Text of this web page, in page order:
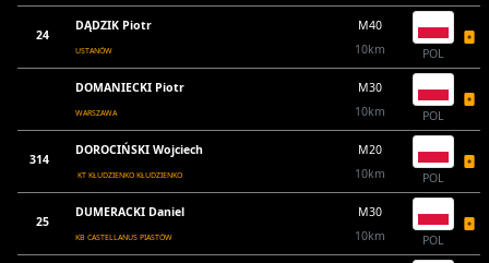
24
DĄDZIK Piotr
USTANÓW
M40
10km
POL
DOMANIECKI Piotr
WARSZAWA
M30
10km
POL
314
DOROCIŃSKI Wojciech
KT KŁUDZIENKO KŁUDZIENKO
M20
10km
POL
25
DUMERACKI Daniel
KB CASTELLANUS PIASTÓW
M30
10km
POL